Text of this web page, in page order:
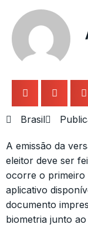
Brasil
A emissão da
eleitor deve ser
ocorre o primeiro
aplicativo
documento
biometria junto